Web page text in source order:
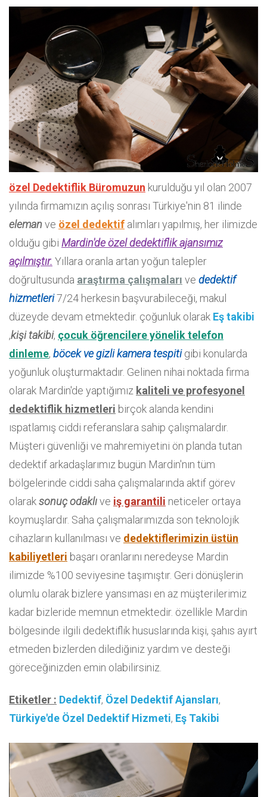
özel Dedektiflik Büromuzun kurulduğu yıl olan 2007
yılında firmamızın açılış sonrası Türkiye'nin 81 ilinde
elemanve özel dedektif alımları yapılmış, her ilimizde
olduğu gibi Mardin'de özel dedektiflik ajansımız
açılmıştır. Yıllara oranla artan yoğun talepler
doğrultusunda araştırma çalışmaları ve dedektif
hizmetleri7/24 herkesin başvurabileceği, makul
düzeyde devam etmektedir. çoğunluk olarak Eş takibi
,kişi takibi, çocuk öğrencilere yönelik telefon
dinleme, böcek ve gizli kamera tespitigibi konularda
yoğunluk oluşturmaktadır. Gelinen nihai noktada firma
olarak Mardin'de yaptığımız kaliteli ve profesyonel
dedektiflik hizmetleri birçok alanda kendini
ıspatlamış ciddi referanslara sahip çalışmalardır.
Müşteri güvenliği ve mahremiyetini ön planda tutan
dedektif arkadaşlarımız bugün Mardin'nın tüm
bölgelerinde ciddi saha çalışmalarında aktif görev
olaraksonuç odaklıve iş garantili neticeler ortaya
koymuşlardır. Saha çalışmalarımızda son teknolojik
cihazların kullanılması ve dedektiflerimizin üstün
kabiliyetleri başarı oranlarını neredeyse Mardin
ilimizde %100 seviyesine taşımıştır. Geri dönüşlerin
olumlu olarak bizlere yansıması en az müşterilerimiz
kadar bizleride memnun etmektedir. özellikle Mardin
bölgesinde ilgili dedektiflik hususlarında kişi, şahıs ayırt
etmeden bizlerden dilediğiniz yardım ve desteği
göreceğinizden emin olabilirsiniz.
Etiketler : Dedektif, Özel Dedektif Ajansları,
Türkiye'de Özel Dedektif Hizmeti, Eş Takibi